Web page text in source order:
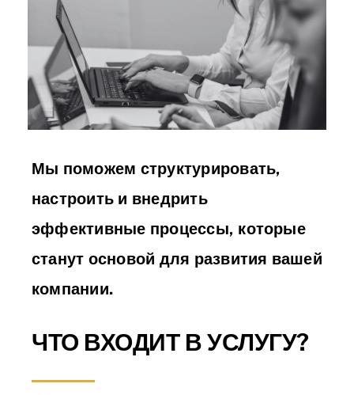
Мы поможем структурировать,
настроить и внедрить
эффективные процессы, которые
станут основой для развития вашей
компании.
ЧТО ВХОДИТ В УСЛУГУ?